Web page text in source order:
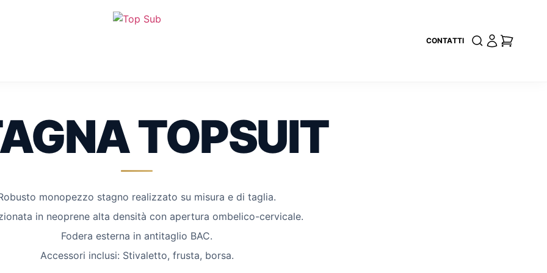
CONTATTI
TOPSUIT
monopezzo stagno realizzato su misura e di taglia.
in neoprene alta densità con apertura ombelico-cervicale.
Fodera esterna in antitaglio BAC.
Accessori inclusi: Stivaletto, frusta, borsa.